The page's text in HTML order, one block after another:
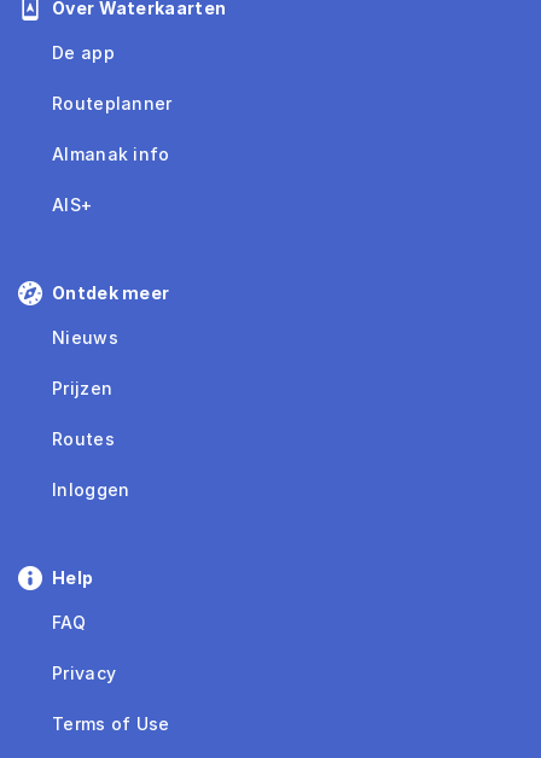
Over Waterkaarten
De app
Routeplanner
Almanak info
AIS+
Ontdek meer
Nieuws
Prijzen
Routes
Inloggen
Help
FAQ
Privacy
Terms of Use